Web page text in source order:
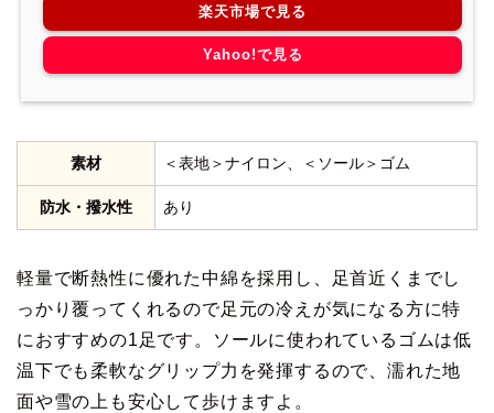
楽天市場で見る
Yahoo!で見る
素材 ＜表地＞ナイロン、＜ソール＞ゴム
防水・撥水性 あり
軽量で断熱性に優れた中綿を採用し、足首近くまでし
っかり覆ってくれるので足元の冷えが気になる方に特
におすすめの1足です。ソールに使われているゴムは低
温下でも柔軟なグリップ力を発揮するので、濡れた地
面や雪の上も安心して歩けますよ。